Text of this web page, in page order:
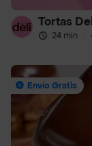
Tortas
24 min ·
Envío Gratis